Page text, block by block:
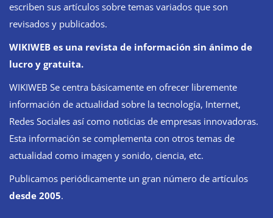
escriben sus artículos sobre temas variados que son
revisados y publicados.
WIKIWEB es una revista de información sin ánimo de
lucro y gratuita.
WIKIWEB Se centra básicamente en ofrecer libremente
información de actualidad sobre la tecnología, Internet,
Redes Sociales así como noticias de empresas innovadoras.
Esta información se complementa con otros temas de
actualidad como imagen y sonido, ciencia, etc.
Publicamos periódicamente un gran número de artículos
desde 2005.